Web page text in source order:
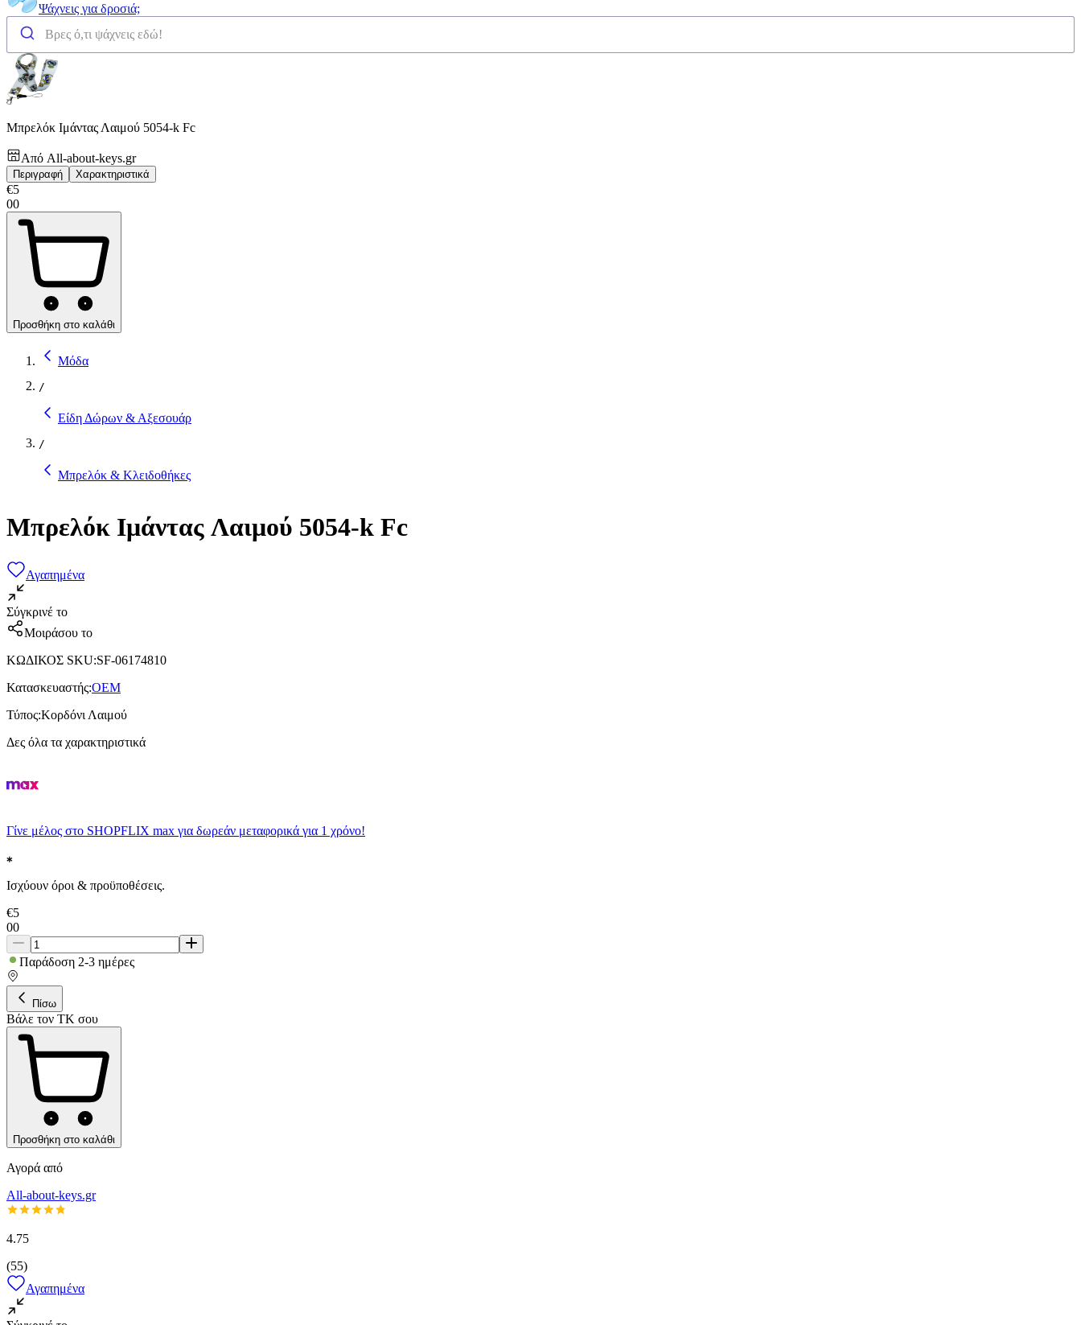
Ψάχνεις για δροσιά;
Μπρελόκ Ιμάντας Λαιμού 5054-k Fc
Από All-about-keys.gr
Περιγραφή Χαρακτηριστικά
€5
00
Προσθήκη στο καλάθι
Μόδα
/
Είδη Δώρων & Αξεσουάρ
/
Μπρελόκ & Κλειδοθήκες
Μπρελόκ Ιμάντας Λαιμού 5054-k Fc
Αγαπημένα
Σύγκρινέ το
Μοιράσου το
ΚΩΔΙΚΟΣ SKU:SF-06174810
Κατασκευαστής:OEM
Τύπος:Κορδόνι Λαιμού
Δες όλα τα χαρακτηριστικά
Γίνε μέλος στο SHOPFLIX max για δωρεάν μεταφορικά για 1 χρόνο!
Ισχύουν όροι & προϋποθέσεις.
€5
00
Παράδοση 2-3 ημέρες
Πίσω
Βάλε τον ΤΚ σου
Προσθήκη στο καλάθι
Αγορά από
All-about-keys.gr
4.75
(55)
Αγαπημένα